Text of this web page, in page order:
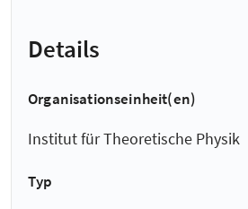
Details
Organisationseinheit(en)
Institut für Theoretische Physik
Typ